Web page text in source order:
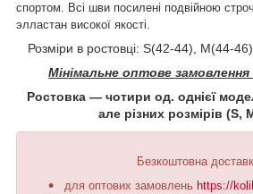
спортом. Всі шви посилені подвійною
элластан високої якості.
Розміри в ростовці: S(42-44), M(44-
Мінімальне оптове
Ростовка ― чотири од. однієї
але різних розмірів (S,
Безкоштовна
для оптових замовлень https://